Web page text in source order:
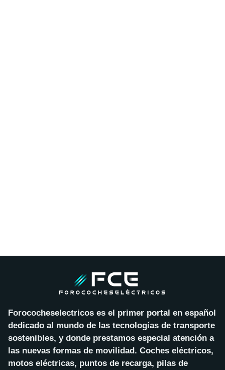
Forococheselectricos es el primer portal en español
dedicado al mundo de las tecnologías de transporte
sostenibles, y donde prestamos especial atención a
las nuevas formas de movilidad. Coches eléctricos,
motos eléctricas, puntos de recarga, pilas de